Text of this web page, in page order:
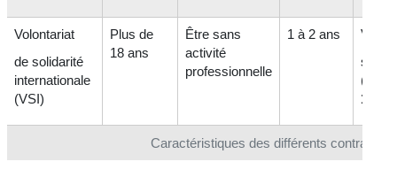
Caractéristiques des différents contrats
Volontariat
de solidarité
internationale
(VSI)
Plus de
18 ans
Être sans
activité
professionnelle
1 à 2 ans
selon
100 €